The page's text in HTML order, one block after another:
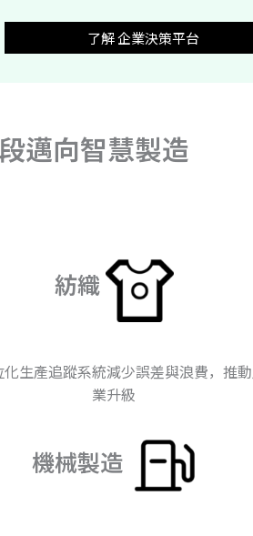
了解 企業決策平台
邁向智慧製造
紡織
化生產追蹤系統減少誤差與浪費，推
業升級
機械製造